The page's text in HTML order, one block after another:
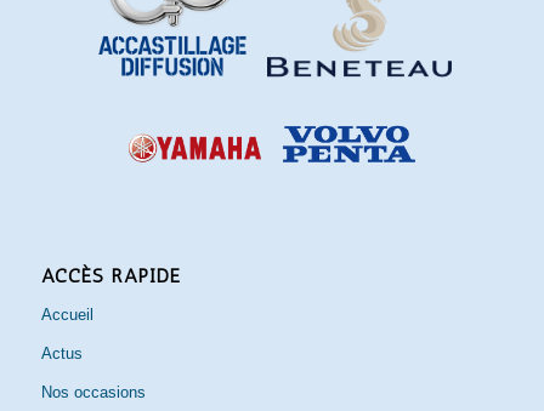
ACCÈS RAPIDE
Accueil
Actus
Nos occasions